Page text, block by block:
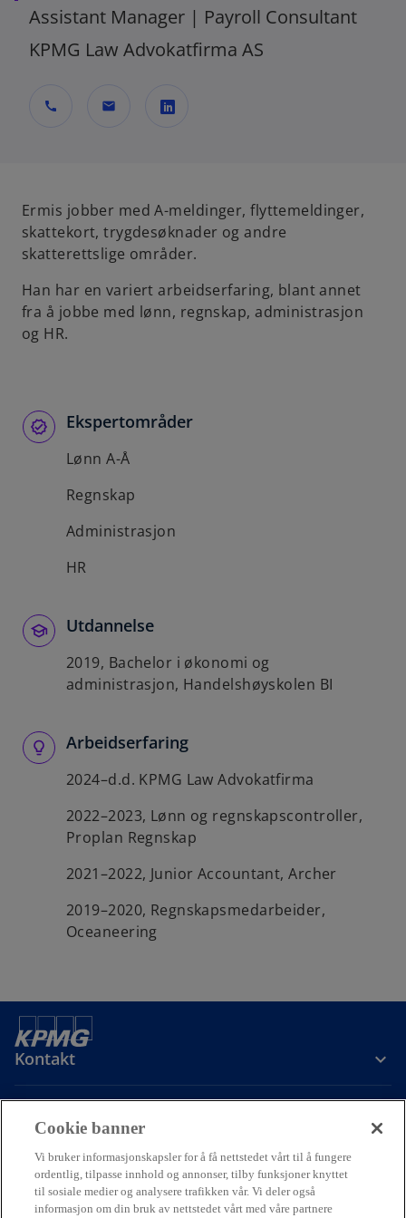
Assistant Manager | Payroll Consultant
KPMG Law Advokatfirma AS
call mail
n
s
i
a
n
b
Ermis jobber med A-meldinger, flyttemeldinger,
skattekort, trygdesøknader og andre
skatterettslige områder.
Han har en variert arbeidserfaring, blant annet
fra å jobbe med lønn, regnskap, administrasjon
og HR.
Ekspertområder
Lønn A-Å
Regnskap
Administrasjon
HR
Utdannelse
2019, Bachelor i økonomi og
administrasjon, Handelshøyskolen BI
Arbeidserfaring
2024–d.d. KPMG Law Advokatfirma
2022–2023, Lønn og regnskapscontroller,
Proplan Regnskap
2021–2022, Junior Accountant, Archer
2019–2020, Regnskapsmedarbeider,
Oceaneering
Kontakt
Om oss
Karriere
Cookie banner
Vi bruker informasjonskapsler for å få nettstedet vårt til å fungere
ordentlig, tilpasse innhold og annonser, tilby funksjoner knyttet
til sosiale medier og analysere trafikken vår. Vi deler også
informasjon om din bruk av nettstedet vårt med våre partnere